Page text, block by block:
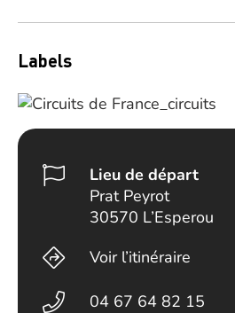
Labels
Lieu de départ
Prat Peyrot
30570 L’Esperou
Voir l’itinéraire
04 67 64 82 15